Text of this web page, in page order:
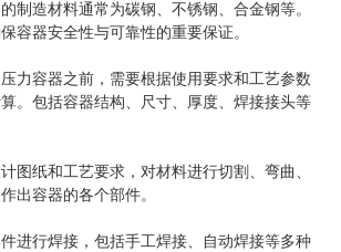
制造材料通常为碳钢、不锈钢、合金钢等。
容器安全性与可靠性的重要保证。
力容器之前，需要根据使用要求和工艺参数
。包括容器结构、尺寸、厚度、焊接接头等
图纸和工艺要求，对材料进行切割、弯曲、
出容器的各个部件。
进行焊接，包括手工焊接、自动焊接等多种